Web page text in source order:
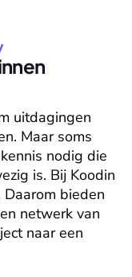
uitdagingen
Maar soms
nodig die
is. Bij Koodin
bieden
netwerk van
naar een